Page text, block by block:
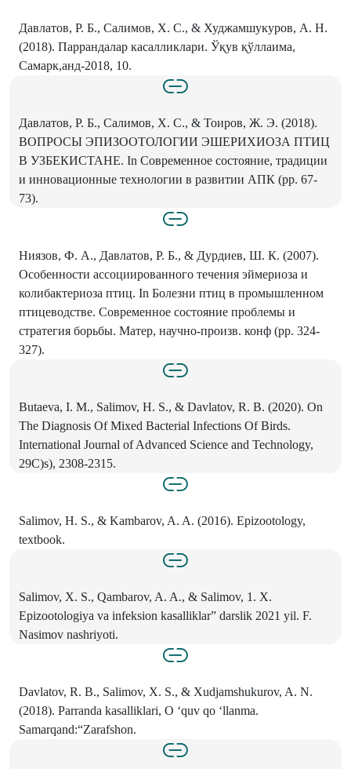
Давлатов, Р. Б., Салимов, X. С., & Худжамшукуров, А. Н.
(2018). Паррандалар касалликлари. Ўқув қўллаима,
Самарк,анд-2018, 10.
Давлатов, Р. Б., Салимов, X. С., & Тоиров, Ж. Э. (2018).
ВОПРОСЫ ЭПИЗООТОЛОГИИ ЭШЕРИХИОЗА ПТИЦ
В УЗБЕКИСТАНЕ. In Современное состояние, традиции
и инновационные технологии в развитии АПК (рр. 67-
73).
Ниязов, Ф. А., Давлатов, Р. Б., & Дурдиев, Ш. К. (2007).
Особенности ассоциированного течения эймериоза и
колибактериоза птиц. In Болезни птиц в промышленном
птицеводстве. Современное состояние проблемы и
стратегия борьбы. Матер, научно-произв. конф (рр. 324-
327).
Butaeva, I. М., Salimov, Н. S., & Davlatov, R. В. (2020). On
The Diagnosis Of Mixed Bacterial Infections Of Birds.
International Journal of Advanced Science and Technology,
29C)s), 2308-2315.
Salimov, H. S., & Kambarov, A. A. (2016). Epizootology,
textbook.
Salimov, X. S., Qambarov, A. A., & Salimov, 1. X.
Epizootologiya va infeksion kasalliklar” darslik 2021 yil. F.
Nasimov nashriyoti.
Davlatov, R. B., Salimov, X. S., & Xudjamshukurov, A. N.
(2018). Parranda kasalliklari, О ‘quv qo ‘llanma.
Samarqand:“Zarafshon.